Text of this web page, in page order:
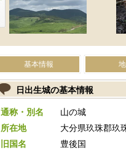
基本情報
日出生城の基本情報
通称・別名
山の城
所在地
大分県玖珠郡玖
旧国名
豊後国